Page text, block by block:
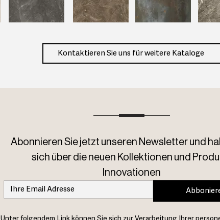
Kontaktieren Sie uns für weitere Kataloge
Abonnieren Sie jetzt unseren Newsletter und
sich über die neuen Kollektionen und
Innovationen
Unter folgendem Link können Sie sich zur Verarbeitung Ihrer